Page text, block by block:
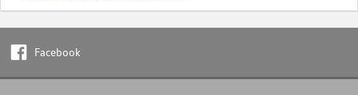
Facebook